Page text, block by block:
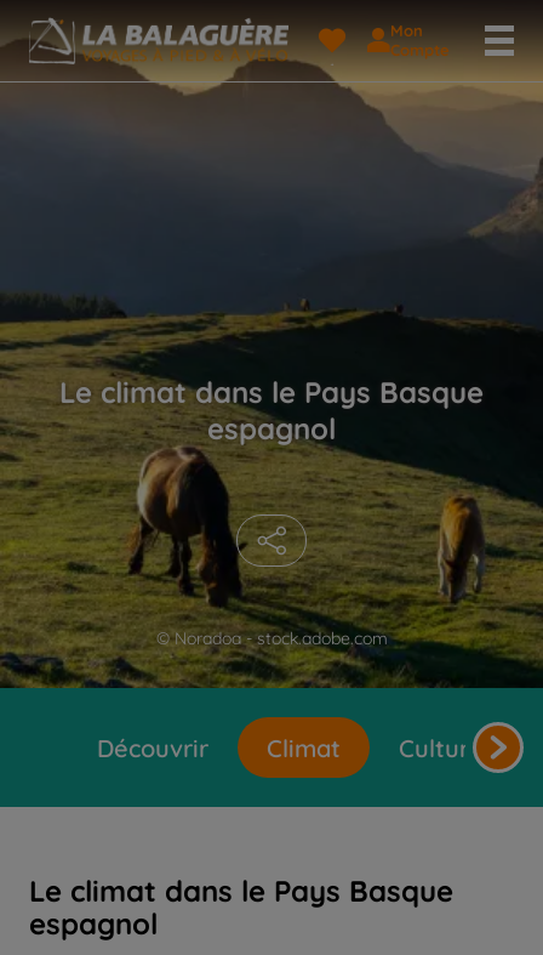
Mon
Compte
© Noradoa - stock.adobe.com
Le climat dans le Pays Basque
espagnol
Découvrir Climat Cultures et
Le climat dans le Pays Basque
espagnol